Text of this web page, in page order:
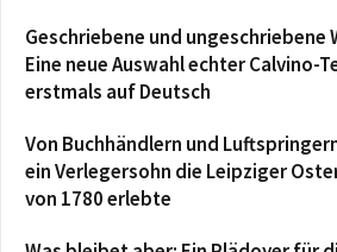
Geschriebene und ungeschriebene
Eine neue Auswahl echter Calvino-
erstmals auf Deutsch
Von Buchhändlern und
ein Verlegersohn die Leipziger
von 1780 erlebte